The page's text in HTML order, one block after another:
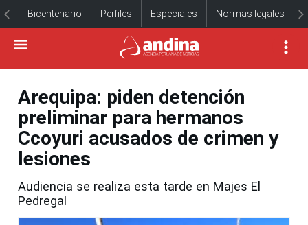
Bicentenario Perfiles Especiales Normas legales
Arequipa: piden detención
preliminar para hermanos
Ccoyuri acusados de crimen y
lesiones
Audiencia se realiza esta tarde en Majes El
Pedregal